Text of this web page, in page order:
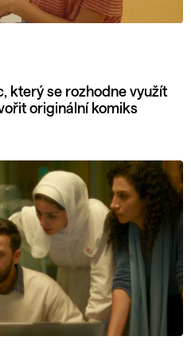
který se rozhodne využít
originální komiks